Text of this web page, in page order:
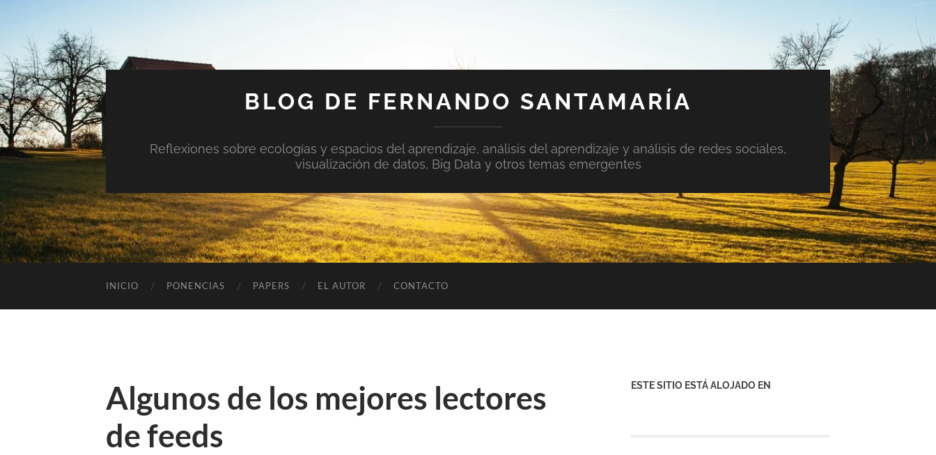
BLOG DE FERNANDO SANTAMARÍA
Reflexiones sobre ecologías y espacios del aprendizaje, análisis del aprendizaje y análisis de redes sociales,
visualización de datos, Big Data y otros temas emergentes
INICIO PONENCIAS PAPERS EL AUTOR CONTACTO
Algunos de los mejores lectores
de feeds
ESTE SITIO ESTÁ ALOJADO EN